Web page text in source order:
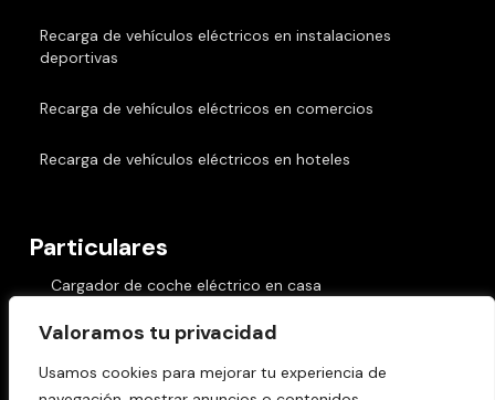
Valoramos tu privacidad
Usamos cookies para mejorar tu experiencia de
Recarga de vehículos eléctricos en instalaciones
deportivas
Recarga de vehículos eléctricos en comercios
Recarga de vehículos eléctricos en hoteles
Particulares
Cargador de coche eléctrico en casa
Cargadores de coche eléctrico en comunidades